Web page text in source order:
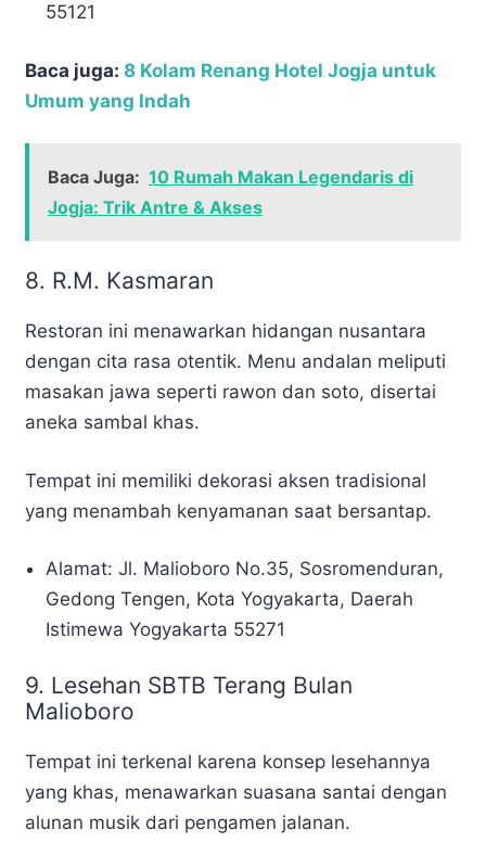
55121
Baca juga: 8 Kolam Renang Hotel Jogja untuk
Umum yang Indah
Baca Juga: 10 Rumah Makan Legendaris di
Jogja: Trik Antre & Akses
8. R.M. Kasmaran
Restoran ini menawarkan hidangan nusantara
dengan cita rasa otentik. Menu andalan meliputi
masakan jawa seperti rawon dan soto, disertai
aneka sambal khas.
Tempat ini memiliki dekorasi aksen tradisional
yang menambah kenyamanan saat bersantap.
Alamat: Jl. Malioboro No.35, Sosromenduran,
Gedong Tengen, Kota Yogyakarta, Daerah
Istimewa Yogyakarta 55271
9. Lesehan SBTB Terang Bulan
Malioboro
Tempat ini terkenal karena konsep lesehannya
yang khas, menawarkan suasana santai dengan
alunan musik dari pengamen jalanan.